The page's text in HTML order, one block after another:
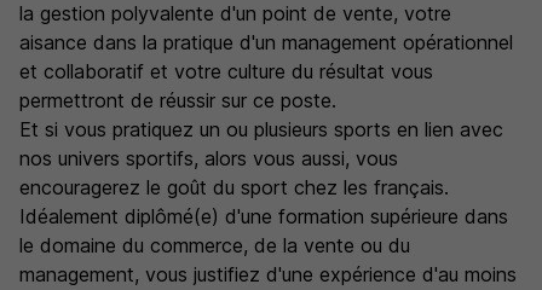
la gestion polyvalente d'un point de vente, votre
aisance dans la pratique d'un management opérationnel
et collaboratif et votre culture du résultat vous
permettront de réussir sur ce poste.
Et si vous pratiquez un ou plusieurs sports en lien avec
nos univers sportifs, alors vous aussi, vous
encouragerez le goût du sport chez les français.
Idéalement diplômé(e) d'une formation supérieure dans
le domaine du commerce, de la vente ou du
management, vous justifiez d'une expérience d'au moins